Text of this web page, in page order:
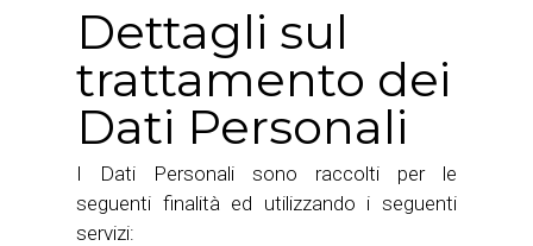
Dettagli sul
trattamento dei
Dati Personali
I Dati Personali sono raccolti per le
seguenti finalità ed utilizzando i seguenti
servizi: